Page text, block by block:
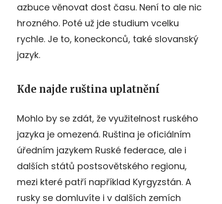
azbuce věnovat dost času. Není to ale nic
hrozného. Poté už jde studium vcelku
rychle. Je to, koneckonců, také slovanský
jazyk.
Kde najde ruština uplatnění
Mohlo by se zdát, že využitelnost ruského
jazyka je omezená. Ruština je oficiálním
úředním jazykem Ruské federace, ale i
dalších států postsovětského regionu,
mezi které patří například Kyrgyzstán. A
rusky se domluvíte i v dalších zemích